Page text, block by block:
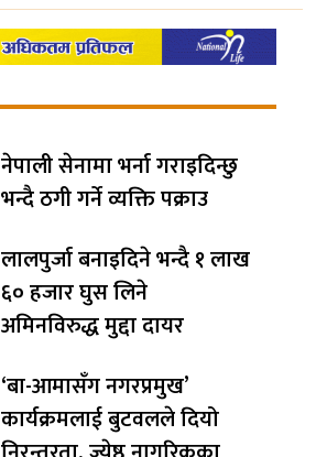
नेपाली सेनामा भर्ना गराइदिन्छु
भन्दै ठगी गर्ने व्यक्ति पक्राउ
लालपुर्जा बनाइदिने भन्दै १ लाख
६० हजार घुस लिने
अमिनविरुद्ध मुद्दा दायर
‘बा-आमासँग नगरप्रमुख’
कार्यक्रमलाई बुटवलले दियो